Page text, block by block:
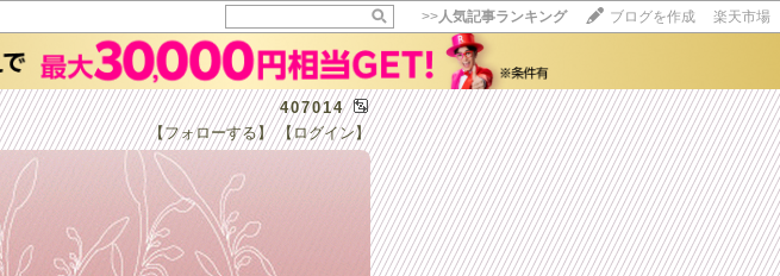
>>人気記事ランキング ブログを作成 楽天市場
407014
【フォローする】 【ログイン】
【毎日開催】
15記事にいいね！で1ポイント
10秒滞在
いいね! --/--